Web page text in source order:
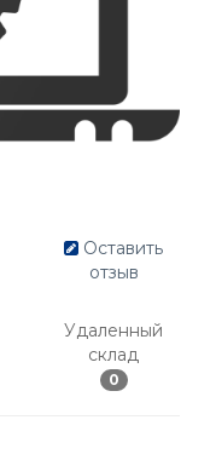
Оставить
отзыв
Удаленный
склад
0